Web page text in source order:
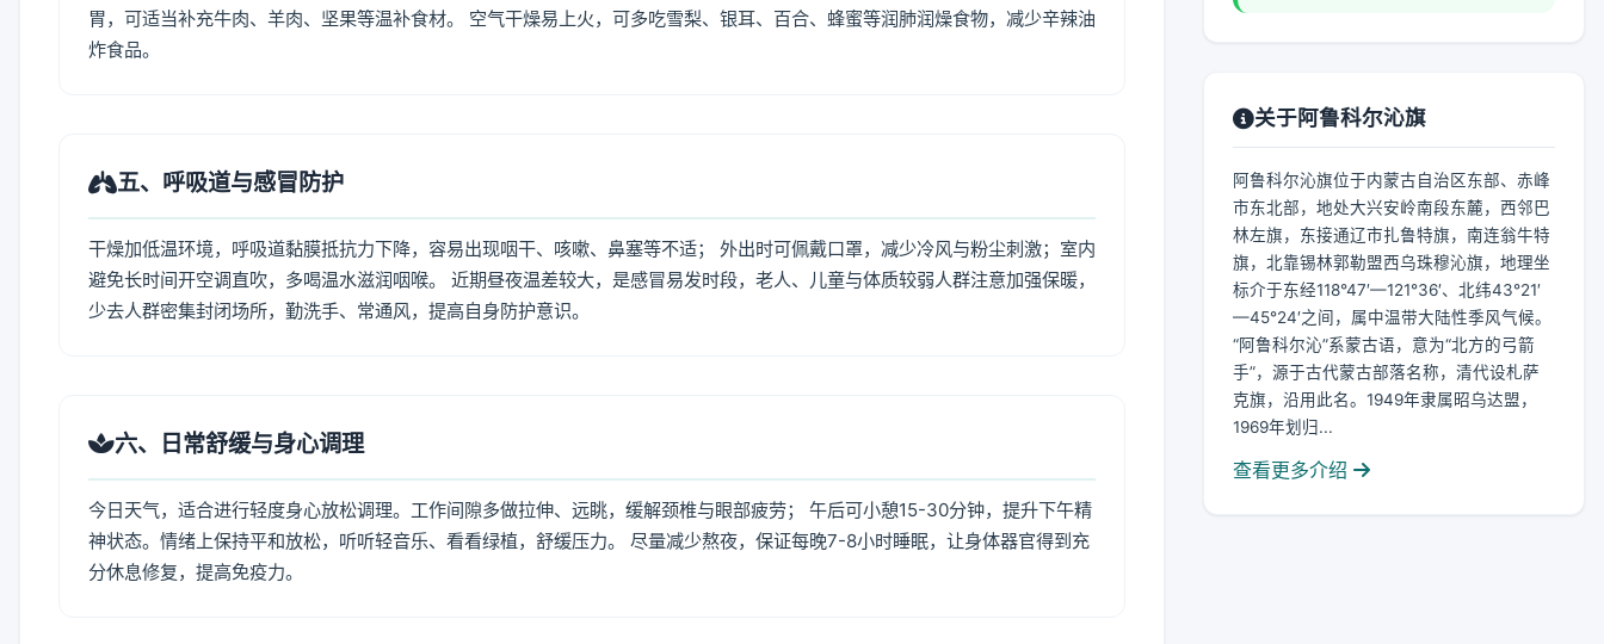
胃，可适当补充牛肉、羊肉、坚果等温补食材。 空气干燥易上火，可多吃雪梨、银耳、百合、蜂蜜等润肺润燥食物，减少辛辣油
炸食品。
五、呼吸道与感冒防护
干燥加低温环境，呼吸道黏膜抵抗力下降，容易出现咽干、咳嗽、鼻塞等不适； 外出时可佩戴口罩，减少冷风与粉尘刺激；室内
避免长时间开空调直吹，多喝温水滋润咽喉。 近期昼夜温差较大，是感冒易发时段，老人、儿童与体质较弱人群注意加强保暖，
少去人群密集封闭场所，勤洗手、常通风，提高自身防护意识。
六、日常舒缓与身心调理
今日天气，适合进行轻度身心放松调理。工作间隙多做拉伸、远眺，缓解颈椎与眼部疲劳； 午后可小憩15-30分钟，提升下午精
神状态。情绪上保持平和放松，听听轻音乐、看看绿植，舒缓压力。 尽量减少熬夜，保证每晚7-8小时睡眠，让身体器官得到充
分休息修复，提高免疫力。
关于阿鲁科尔沁旗
阿鲁科尔沁旗位于内蒙古自治区东部、赤峰
市东北部，地处大兴安岭南段东麓，西邻巴
林左旗，东接通辽市扎鲁特旗，南连翁牛特
旗，北靠锡林郭勒盟西乌珠穆沁旗，地理坐
标介于东经118°47′—121°36′、北纬43°21′
—45°24′之间，属中温带大陆性季风气候。
“阿鲁科尔沁”系蒙古语，意为“北方的弓箭
手”，源于古代蒙古部落名称，清代设札萨
克旗，沿用此名。1949年隶属昭乌达盟，
1969年划归...
查看更多介绍